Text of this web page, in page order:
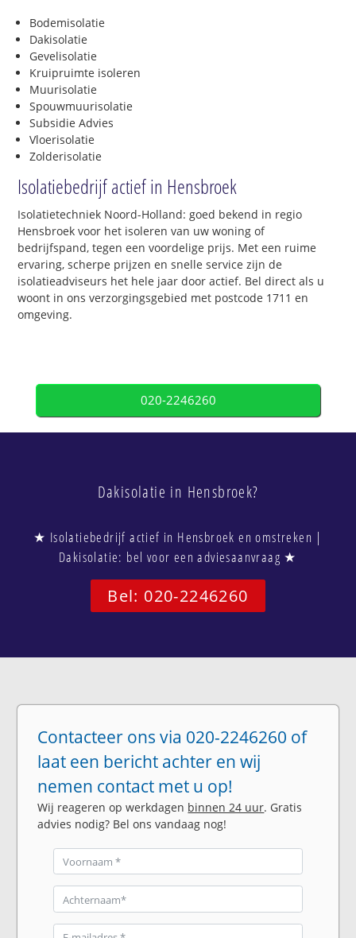
Bodemisolatie
Dakisolatie
Gevelisolatie
Kruipruimte isoleren
Muurisolatie
Spouwmuurisolatie
Subsidie Advies
Vloerisolatie
Zolderisolatie
Isolatiebedrijf actief in Hensbroek
Isolatietechniek Noord-Holland: goed bekend in regio
Hensbroek voor het isoleren van uw woning of
bedrijfspand, tegen een voordelige prijs. Met een ruime
ervaring, scherpe prijzen en snelle service zijn de
isolatieadviseurs het hele jaar door actief. Bel direct als u
woont in ons verzorgingsgebied met postcode 1711 en
omgeving.
020-2246260
Dakisolatie in Hensbroek?
★ Isolatiebedrijf actief in Hensbroek en omstreken |
Dakisolatie: bel voor een adviesaanvraag ★
Bel: 020-2246260
Contacteer ons via 020-2246260 of
laat een bericht achter en wij
nemen contact met u op!
Wij reageren op werkdagen binnen 24 uur. Gratis
advies nodig? Bel ons vandaag nog!